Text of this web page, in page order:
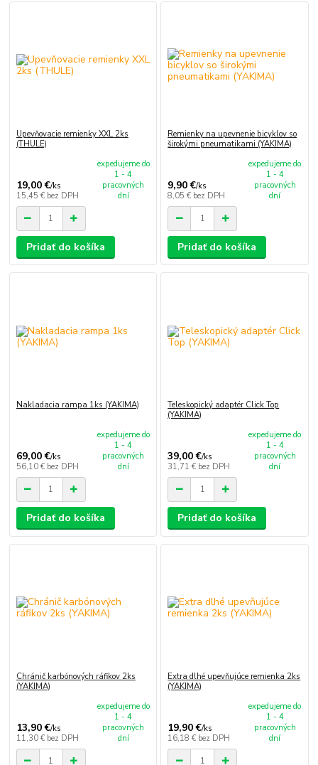
Upevňovacie remienky XXL 2ks
(THULE)
19,00 €/ks
15,45 € bez DPH
expedujeme do
1 - 4
pracovných
dní
Pridať do košíka
Remienky na upevnenie bicyklov so
širokými pneumatikami (YAKIMA)
9,90 €/ks
8,05 € bez DPH
expedujeme do
1 - 4
pracovných
dní
Pridať do košíka
Nakladacia rampa 1ks (YAKIMA)
69,00 €/ks
56,10 € bez DPH
expedujeme do
1 - 4
pracovných
dní
Pridať do košíka
Teleskopický adaptér Click Top
(YAKIMA)
39,00 €/ks
31,71 € bez DPH
expedujeme do
1 - 4
pracovných
dní
Pridať do košíka
Chránič karbónových ráfikov 2ks
(YAKIMA)
13,90 €/ks
11,30 € bez DPH
expedujeme do
1 - 4
pracovných
dní
Extra dlhé upevňujúce remienka 2ks
(YAKIMA)
19,90 €/ks
16,18 € bez DPH
expedujeme do
1 - 4
pracovných
dní